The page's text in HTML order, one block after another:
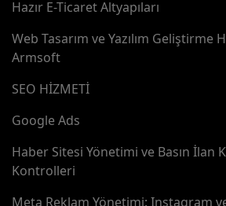
Hazır E-Ticaret Altyapıları
Web Tasarım ve Yazılım Geliştirme
Armsoft
SEO HİZMETİ
Google Ads
Haber Sitesi Yönetimi ve Basın İlan
Kontrolleri
Meta Reklam Yönetimi: Instagram